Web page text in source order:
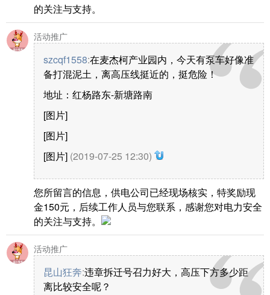
的关注与支持。
活动推广
szcqf1558:在麦杰柯产业园内，今天有泵车好像准
备打混泥土，离高压线挺近的，挺危险！
地址：红杨路东-新塘路南
[图片]
[图片]
[图片] (2019-07-25 12:30)
您所留言的信息，供电公司已经现场核实，特奖励现
金150元，后续工作人员与您联系，感谢您对电力安全
的关注与支持。
活动推广
昆山狂奔:违章拆迁号召力好大，高压下方多少距
离比较安全呢？